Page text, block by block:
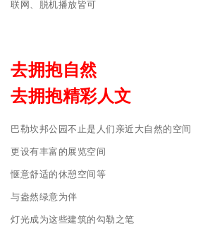
联网、脱机播放皆可
去拥抱自然
去拥抱精彩人文
巴勒坎邦公园不止是人们亲近大自然的空间
更设有丰富的展览空间
惬意舒适的休憩空间等
与盎然绿意为伴
灯光成为这些建筑的勾勒之笔